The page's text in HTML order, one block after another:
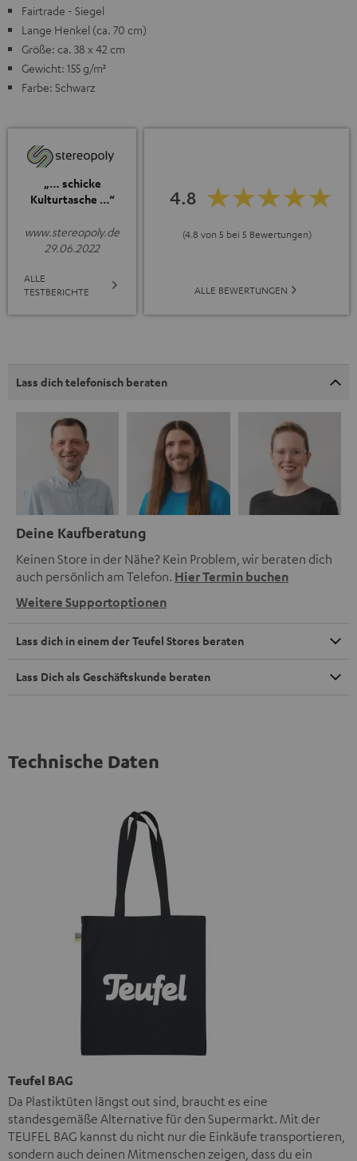
Fairtrade - Siegel
Lange Henkel (ca. 70 cm)
Größe: ca. 38 x 42 cm
Gewicht: 155 g/m²
Farbe: Schwarz
„… schicke
Kulturtasche …“
www.stereopoly.de
29.06.2022
ALLE
TESTBERICHTE
4.8
(4.8 von 5 bei 5 Bewertungen)
ALLE BEWERTUNGEN
Lass dich telefonisch beraten
Deine Kaufberatung
Keinen Store in der Nähe? Kein Problem, wir beraten dich
auch persönlich am Telefon. Hier Termin buchen
Weitere Supportoptionen
Lass dich in einem der Teufel Stores beraten
Lass Dich als Geschäftskunde beraten
Technische Daten
Teufel BAG
Da Plastiktüten längst out sind, braucht es eine
standesgemäße Alternative für den Supermarkt. Mit der
TEUFEL BAG kannst du nicht nur die Einkäufe transportieren,
sondern auch deinen Mitmenschen zeigen, dass du ein